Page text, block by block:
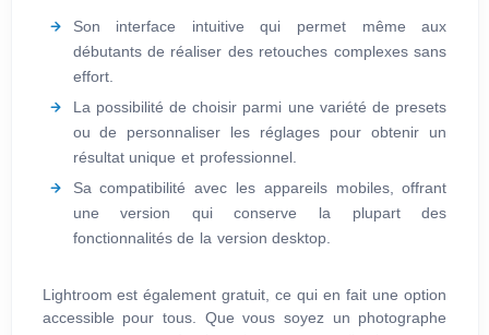
Son interface intuitive qui permet même aux
débutants de réaliser des retouches complexes sans
effort.
La possibilité de choisir parmi une variété de presets
ou de personnaliser les réglages pour obtenir un
résultat unique et professionnel.
Sa compatibilité avec les appareils mobiles, offrant
une version qui conserve la plupart des
fonctionnalités de la version desktop.
Lightroom est également gratuit, ce qui en fait une option
accessible pour tous. Que vous soyez un photographe